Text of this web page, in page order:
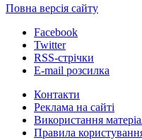
Повна версія сайту
Facebook
Twitter
RSS-стрічки
E-mail розсилка
Контакти
Реклама на сайті
Використання
Правила